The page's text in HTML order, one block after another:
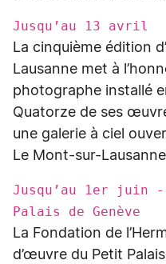
Jusqu’au 13 avril
La cinquième édition
Lausanne met à
photographe installé
Quatorze de ses
une galerie à ciel
Le Mont-sur-
Jusqu’au 1er juin
Palais de Genève
La Fondation de
d’œuvre du Petit